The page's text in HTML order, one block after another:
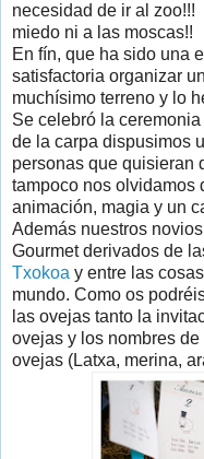
necesidad de ir al
miedo ni a las moscas!!
En fín, que ha sido una
satisfactoria organizar
muchísimo terreno y lo
Se celebró la
de la carpa dispusimos
personas que quisieran
tampoco nos olvidamos
animación, magia y un
Además nuestros
Gourmet derivados de
Txokoa y entre las
mundo. Como os
las ovejas tanto la
ovejas y los nombres
ovejas (Latxa, merina,